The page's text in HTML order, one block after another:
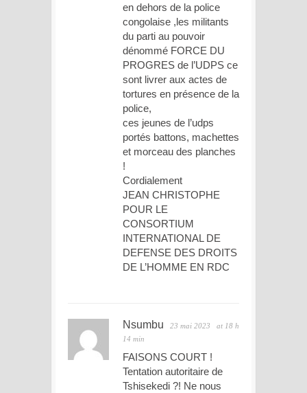
en dehors de la police
congolaise ,les militants
du parti au pouvoir
dénommé FORCE DU
PROGRES de l’UDPS ce
sont livrer aux actes de
tortures en présence de la
police,
ces jeunes de l’udps
portés battons, machettes
et morceau des planches
!
Cordialement
JEAN CHRISTOPHE
POUR LE
CONSORTIUM
INTERNATIONAL DE
DEFENSE DES DROITS
DE L’HOMME EN RDC
Nsumbu 23 mai 2023
at 18 h
14 min
FAISONS COURT !
Tentation autoritaire de
Tshisekedi ?! Ne nous